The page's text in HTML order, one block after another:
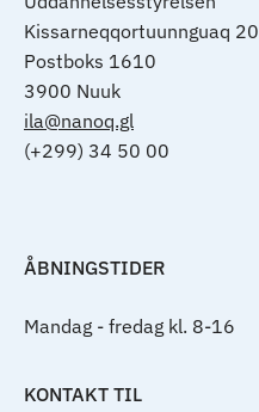
Kissarneqqortuunnguaq 20
Postboks 1610
3900 Nuuk
ila@nanoq.gl
(+299) 34 50 00
ÅBNINGSTIDER
Mandag - fredag kl. 8-16
KONTAKT TIL